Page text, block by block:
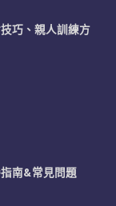
巧、親人訓練方
南&常見問題